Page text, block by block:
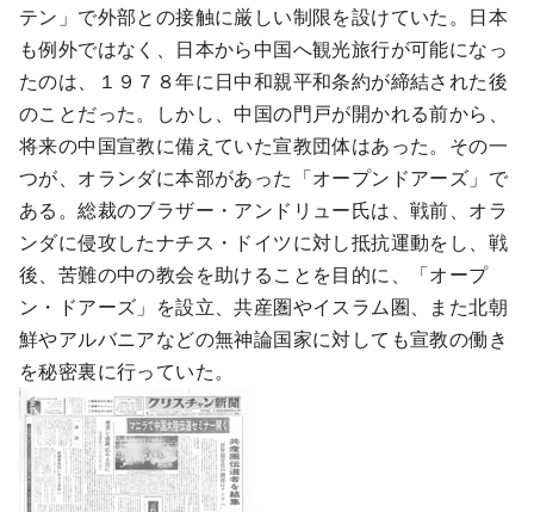
テン」で外部との接触に厳しい制限を設けていた。日本
も例外ではなく、日本から中国へ観光旅行が可能になっ
たのは、１９７８年に日中和親平和条約が締結された後
のことだった。しかし、中国の門戸が開かれる前から、
将来の中国宣教に備えていた宣教団体はあった。その一
つが、オランダに本部があった「オープンドアーズ」で
ある。総裁のブラザー・アンドリュー氏は、戦前、オラ
ンダに侵攻したナチス・ドイツに対し抵抗運動をし、戦
後、苦難の中の教会を助けることを目的に、「オープ
ン・ドアーズ」を設立、共産圏やイスラム圏、また北朝
鮮やアルバニアなどの無神論国家に対しても宣教の働き
を秘密裏に行っていた。